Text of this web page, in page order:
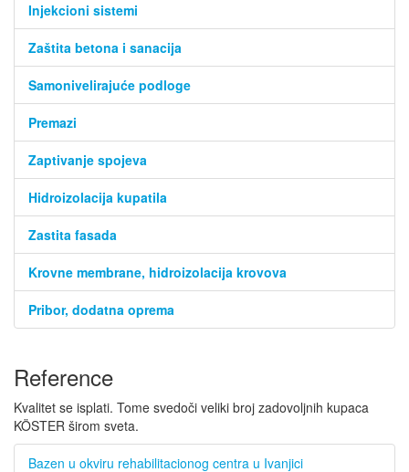
Injekcioni sistemi
Zaštita betona i sanacija
Samonivelirajuće podloge
Premazi
Zaptivanje spojeva
Hidroizolacija kupatila
Zastita fasada
Krovne membrane, hidroizolacija krovova
Pribor, dodatna oprema
Reference
Kvalitet se isplati. Tome svedoči veliki broj zadovoljnih kupaca
KÖSTER širom sveta.
Bazen u okviru rehabilitacionog centra u Ivanjici